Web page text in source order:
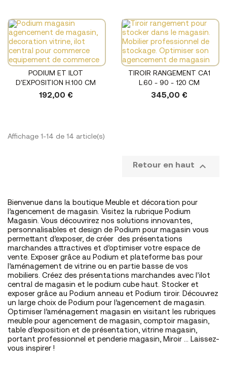
PODIUM ET ILOT
D'EXPOSITION H.100 CM
192,00 €
TIROIR RANGEMENT CA1
L.60 - 90 - 120 CM
345,00 €
Affichage 1-14 de 14 article(s)
Retour en haut 
Bienvenue dans la boutique Meuble et décoration pour
l’agencement de magasin. Visitez la rubrique Podium
Magasin. Vous découvrirez nos solutions innovantes,
personnalisables et design de Podium pour magasin vous
permettant d’exposer, de créer des présentations
marchandes attractives et d’optimiser votre espace de
vente. Exposer grâce au Podium et plateforme bas pour
l’aménagement de vitrine ou en partie basse de vos
mobiliers. Créez des présentations marchandes avec l’ilot
central de magasin et le podium cube haut. Stocker et
exposer grâce au Podium anneau et Podium tiroir. Découvrez
un large choix de Podium pour l’agencement de magasin.
Optimiser l’aménagement magasin en visitant les rubriques
meuble pour agencement de magasin, comptoir magasin,
table d’exposition et de présentation, vitrine magasin,
portant professionnel et penderie magasin, Miroir … Laissez-
vous inspirer !